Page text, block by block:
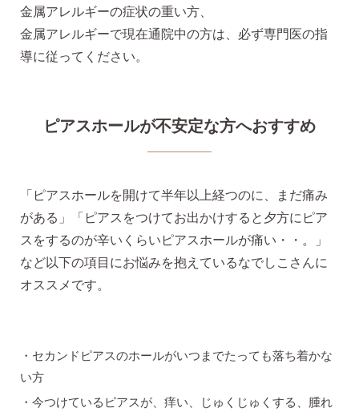
金属アレルギーの症状の重い方、
金属アレルギーで現在通院中の方は、必ず専門医の指
導に従ってください。
ピアスホールが不安定な方へおすすめ
「ピアスホールを開けて半年以上経つのに、まだ痛み
がある」「ピアスをつけてお出かけすると夕方にピア
スをするのが辛いくらいピアスホールが痛い・・。」
など以下の項目にお悩みを抱えているなでしこさんに
オススメです。
セカンドピアスのホールがいつまでたっても落ち着かな
い方
今つけているピアスが、痒い、じゅくじゅくする、腫れ